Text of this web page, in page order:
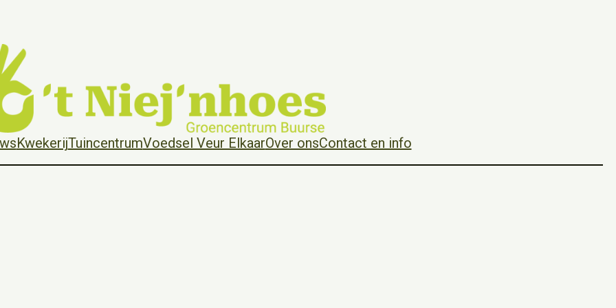
KwekerijTuincentrumVoedsel Veur ElkaarOver onsContact en info